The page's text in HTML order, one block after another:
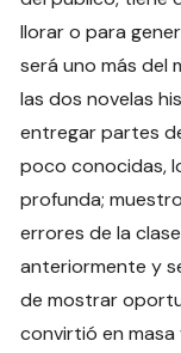
llorar o para
será uno más del
las dos novelas
entregar partes
poco conocidas,
profunda;
errores de la
anteriormente y
de mostrar
convirtió en